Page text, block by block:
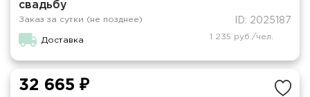
свадьбу
Заказ за сутки (не позднее) ID: 2025187
Доставка 1 235 руб./чел.
32 665 ₽